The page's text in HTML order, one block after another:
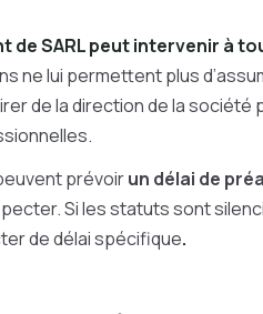
de SARL peut intervenir à
ne lui permettent plus
de la direction de la société
prévoirun délai de
Si les statuts sont
de délai spécifique.